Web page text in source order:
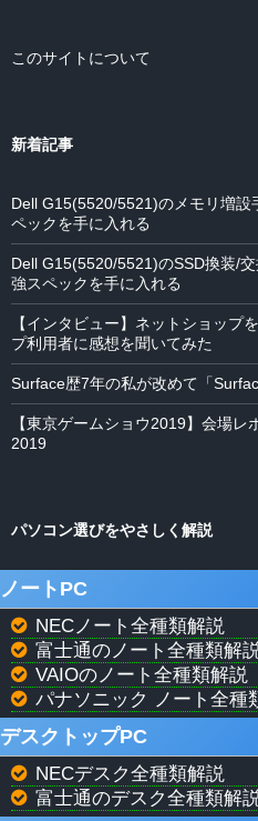
このサイトについて
新着記事
Dell G15(5520/5521)のメモリ増設
ペックを手に入れる
Dell G15(5520/5521)のSSD換装/
強スペックを手に入れる
【インタビュー】ネットショップ
プ利用者に感想を聞いてみた
Surface歴7年の私が改めて「
【東京ゲームショウ2019】会場
2019
パソコン選びをやさしく解説
ノートPC
NECノート全種類解説
富士通のノート全種類解
VAIOのノート全種類解説
パナソニック ノート全種
デスクトップPC
NECデスク全種類解説
富士通のデスク全種類解